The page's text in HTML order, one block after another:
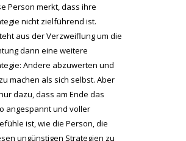
Person merkt, dass ihre
nicht zielführend ist.
aus der Verzweiflung um die
dann eine weitere
Andere abzuwerten und
machen als sich selbst. Aber
dazu, dass am Ende das
angespannt und voller
ist, wie die Person, die
ungünstigen Strategien zu